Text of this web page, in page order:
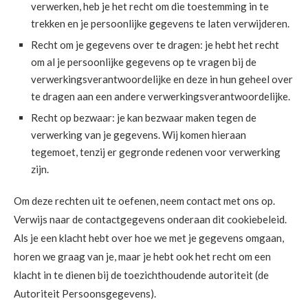
verwerken, heb je het recht om die toestemming in te
trekken en je persoonlijke gegevens te laten verwijderen.
Recht om je gegevens over te dragen: je hebt het recht
om al je persoonlijke gegevens op te vragen bij de
verwerkingsverantwoordelijke en deze in hun geheel over
te dragen aan een andere verwerkingsverantwoordelijke.
Recht op bezwaar: je kan bezwaar maken tegen de
verwerking van je gegevens. Wij komen hieraan
tegemoet, tenzij er gegronde redenen voor verwerking
zijn.
Om deze rechten uit te oefenen, neem contact met ons op.
Verwijs naar de contactgegevens onderaan dit cookiebeleid.
Als je een klacht hebt over hoe we met je gegevens omgaan,
horen we graag van je, maar je hebt ook het recht om een
klacht in te dienen bij de toezichthoudende autoriteit (de
Autoriteit Persoonsgegevens).